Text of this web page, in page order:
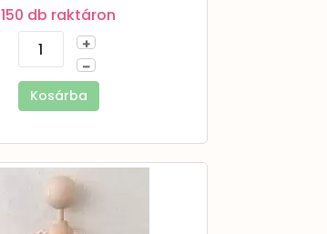
150 db raktáron
+
–
Kosárba